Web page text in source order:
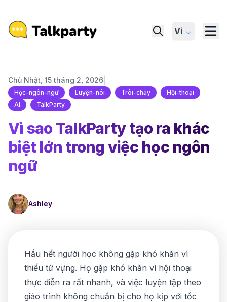
Vi
Chủ Nhật, 15 tháng 2, 2026
Học-ngôn-ngữ Luyện-nói Trôi-chảy
Hội-thoại
AI
TalkParty
Vì sao TalkParty tạo ra khác
biệt lớn trong việc học ngôn
ngữ
Ashley
Hầu hết người học không gặp khó khăn vì
thiếu từ vựng. Họ gặp khó khăn vì hội thoại
thực diễn ra rất nhanh, và việc luyện tập theo
giáo trình không chuẩn bị cho họ kịp với tốc